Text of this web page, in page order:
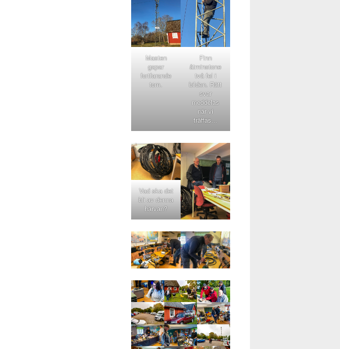
Masten
gapar
fortfarande
tom.
Finn
åtminstone
två fel i
bilden. Rätt
svar
meddelas
när vi
träffas...
Vad ska det
bli av denna
härvan?